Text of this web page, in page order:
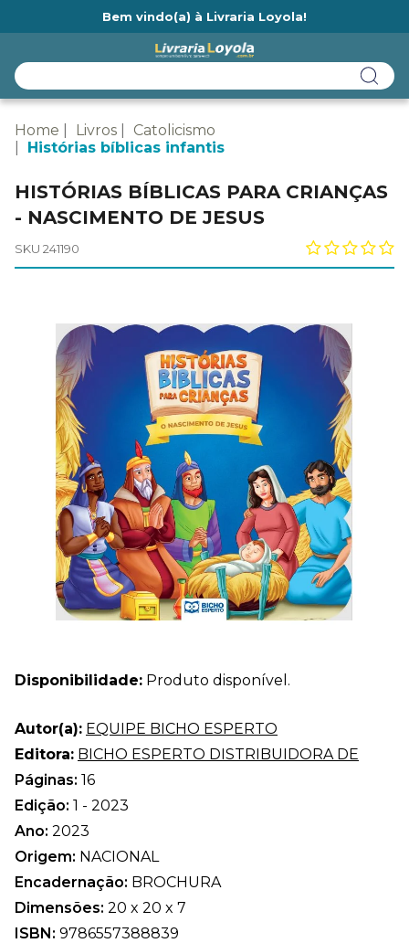
Bem vindo(a) à Livraria Loyola!
Home Livros
Catolicismo
Histórias bíblicas infantis
HISTÓRIAS BÍBLICAS PARA CRIANÇAS
- NASCIMENTO DE JESUS
SKU 241190
Disponibilidade: Produto disponível.
Autor(a): EQUIPE BICHO ESPERTO
Editora: BICHO ESPERTO DISTRIBUIDORA DE
Páginas: 16
Edição: 1 - 2023
Ano: 2023
Origem: NACIONAL
Encadernação: BROCHURA
Dimensões: 20 x 20 x 7
ISBN: 9786557388839